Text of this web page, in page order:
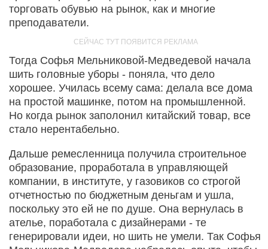
торговать обувью на рынок, как и многие
преподаватели.
Тогда Софья Мельниковой-Медведевой начала
шить головные уборы - поняла, что дело
хорошее. Училась всему сама: делала все дома
на простой машинке, потом на промышленной.
Но когда рынок заполонил китайский товар, все
стало нерентабельно.
Дальше ремесленница получила строительное
образование, проработала в управляющей
компании, в институте, у газовиков со строгой
отчетностью по бюджетным деньгам и ушла,
поскольку это ей не по душе. Она вернулась в
ателье, поработала с дизайнерами - те
генерировали идеи, но шить не умели. Так Софья